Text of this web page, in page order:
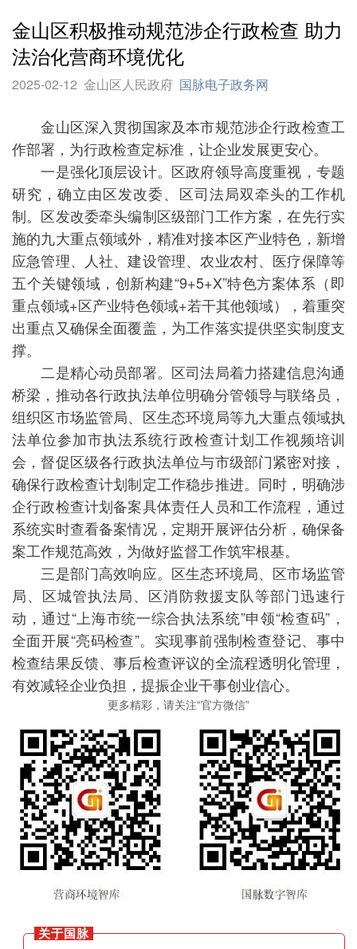
金山区积极推动规范涉企行政检查 助力
法治化营商环境优化
2025-02-12 金山区人民政府 国脉电子政务网
金山区深入贯彻国家及本市规范涉企行政检查工
作部署，为行政检查定标准，让企业发展更安心。
一是强化顶层设计。区政府领导高度重视，专题
研究，确立由区发改委、区司法局双牵头的工作机
制。区发改委牵头编制区级部门工作方案，在先行实
施的九大重点领域外，精准对接本区产业特色，新增
应急管理、人社、建设管理、农业农村、医疗保障等
五个关键领域，创新构建“9+5+X”特色方案体系（即
重点领域+区产业特色领域+若干其他领域），着重突
出重点又确保全面覆盖，为工作落实提供坚实制度支
撑。
二是精心动员部署。区司法局着力搭建信息沟通
桥梁，推动各行政执法单位明确分管领导与联络员，
组织区市场监管局、区生态环境局等九大重点领域执
法单位参加市执法系统行政检查计划工作视频培训
会，督促区级各行政执法单位与市级部门紧密对接，
确保行政检查计划制定工作稳步推进。同时，明确涉
企行政检查计划备案具体责任人员和工作流程，通过
系统实时查看备案情况，定期开展评估分析，确保备
案工作规范高效，为做好监督工作筑牢根基。
三是部门高效响应。区生态环境局、区市场监管
局、区城管执法局、区消防救援支队等部门迅速行
动，通过“上海市统一综合执法系统”申领“检查码”，
全面开展“亮码检查”。实现事前强制检查登记、事中
检查结果反馈、事后检查评议的全流程透明化管理，
有效减轻企业负担，提振企业干事创业信心。
更多精彩，请关注“官方微信”
关于国脉